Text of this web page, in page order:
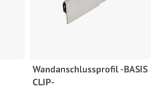
Wandanschlussprofil -BASIS
CLIP-